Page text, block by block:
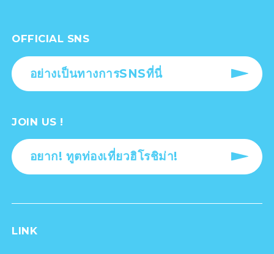
OFFICIAL SNS
อย่างเป็นทางการSNSที่นี่
JOIN US !
อยาก! ทูตท่องเที่ยวฮิโรชิม่า!
LINK